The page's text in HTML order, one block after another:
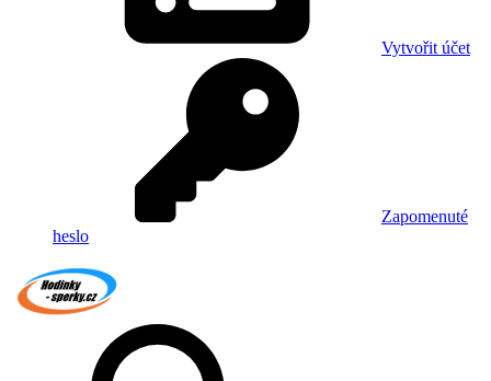
Vytvořit účet
Zapomenuté
heslo